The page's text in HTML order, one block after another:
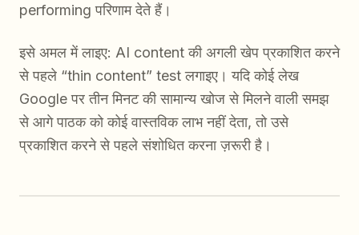
performing परिणाम देते हैं।
इसे अमल में लाइए: AI content की अगली खेप प्रकाशित करने
से पहले “thin content” test लगाइए। यदि कोई लेख
Google पर तीन मिनट की सामान्य खोज से मिलने वाली समझ
से आगे पाठक को कोई वास्तविक लाभ नहीं देता, तो उसे
प्रकाशित करने से पहले संशोधित करना ज़रूरी है।